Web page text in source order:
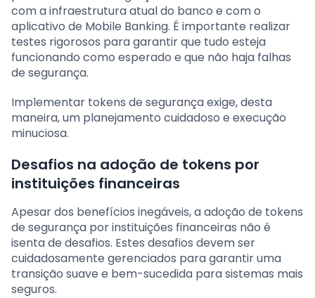
com a infraestrutura atual do banco e com o
aplicativo de Mobile Banking. É importante realizar
testes rigorosos para garantir que tudo esteja
funcionando como esperado e que não haja falhas
de segurança.
Implementar tokens de segurança exige, desta
maneira, um planejamento cuidadoso e execução
minuciosa.
Desafios na adoção de tokens por
instituições financeiras
Apesar dos benefícios inegáveis, a adoção de tokens
de segurança por instituições financeiras não é
isenta de desafios. Estes desafios devem ser
cuidadosamente gerenciados para garantir uma
transição suave e bem-sucedida para sistemas mais
seguros.